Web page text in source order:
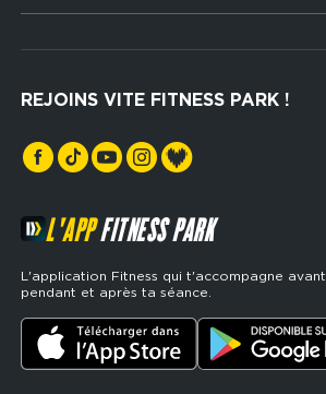
Musculation
Hyrox Zone
Cross Training
REJOINS VITE FITNESS PARK !
L'APPFITNESS PARK
L'application Fitness qui t'accompagne avant,
pendant et après ta séance.